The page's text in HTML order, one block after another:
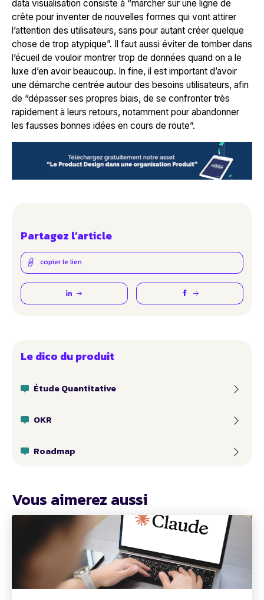
data visualisation consiste à “marcher sur une ligne de
crête pour inventer de nouvelles formes qui vont attirer
l’attention des utilisateurs, sans pour autant créer quelque
chose de trop atypique”. Il faut aussi éviter de tomber dans
l’écueil de vouloir montrer trop de données quand on a le
luxe d’en avoir beaucoup. In fine, il est important d’avoir
une démarche centrée autour des besoins utilisateurs, afin
de “dépasser ses propres biais, de se confronter très
rapidement à leurs retours, notamment pour abandonner
les fausses bonnes idées en cours de route”.
Partagez l’article
copier le lien
Le dico du produit
Étude Quantitative
OKR
Roadmap
Vous aimerez aussi